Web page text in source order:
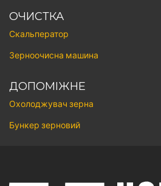
ОЧИСТКА
Скальператор
Зерноочисна машина
ДОПОМІЖНЕ
Охолоджувач зерна
Бункер зерновий